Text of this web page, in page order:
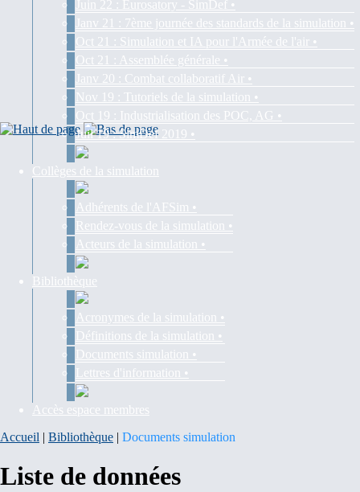
Juin 22 : Eurosatory - SimDef •
Janv 21 : 7ème journée des standards de la simulation •
Oct 21 : Simulation et IA pour l'Armée de l'air •
Oct 21 : Assemblée générale •
Janv 20 : Combat collaboratif Air •
Nov 19 : Tutoriels de la simulation •
Oct 19 : Industrialisation des POC, AG •
Juil 19 : SimDef 2019 •
Collèges de la simulation
Adhérents de l'AFSim •
Rendez-vous de la simulation •
Acteurs de la simulation •
Bibliothèque
Acronymes de la simulation •
Définitions de la simulation •
Documents simulation •
Lettres d'information •
Accès espace membres
Accueil | Bibliothèque | Documents simulation
Liste de données